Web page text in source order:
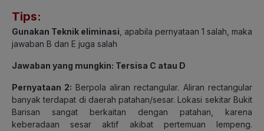
Tips:
Gunakan Teknik eliminasi , apabila pernyataan 1 salah, maka
jawaban B dan E juga salah
Jawaban yang mungkin: Tersisa C atau D
Pernyataan 2: Berpola aliran rectangular. Aliran rectangular
banyak terdapat di daerah patahan/sesar. Lokasi sekitar Bukit
Barisan sangat berkaitan dengan patahan, karena
keberadaan sesar aktif akibat pertemuan lempeng.